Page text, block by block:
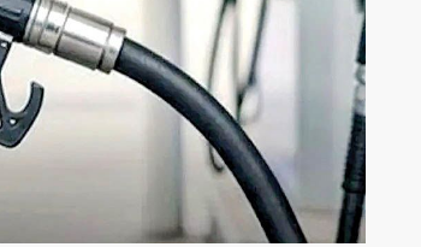
آغاز ثبت نام سایپا از امروز ۱۷ مرداد ۱۴۰۵؛
کوییک S با ۵۰۰ میلیون تومان بخرید + لینک
واردات خودرو
اسقاط و محدودیت